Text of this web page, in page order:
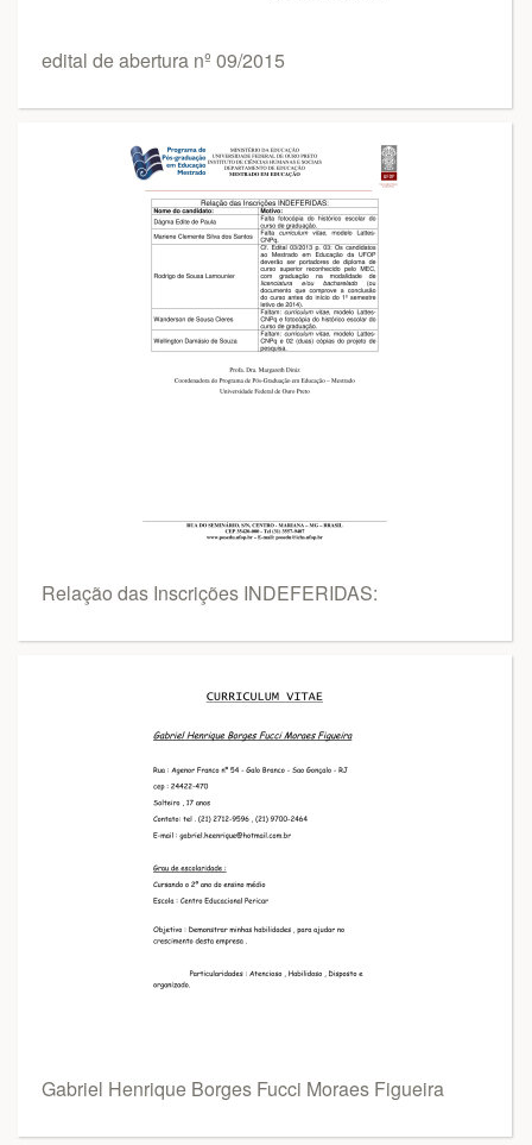
edital de abertura nº 09/2015
Relação das Inscrições INDEFERIDAS:
Gabriel Henrique Borges Fucci Moraes Figueira